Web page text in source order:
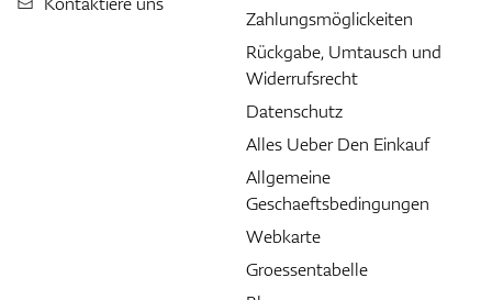
Zahlungsmöglickeiten
Rückgabe, Umtausch und
Widerrufsrecht
Datenschutz
Alles Ueber Den Einkauf
Allgemeine
Geschaeftsbedingungen
Webkarte
Groessentabelle